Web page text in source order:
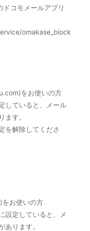
コモメールアプリ
omakase_block
をお使いの方
していると、メール
ます。
を解除してくださ
お使いの方
設定していると、メ
あります。